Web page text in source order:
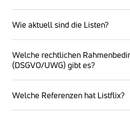
Wie aktuell sind die Listen?
Welche rechtlichen
(DSGVO/UWG) gibt es?
Welche Referenzen hat Listflix?